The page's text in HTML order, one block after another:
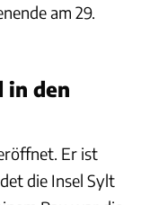
am 29.
in den
Er ist
die Insel Sylt